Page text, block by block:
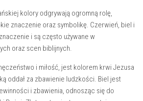
kolory odgrywają ogromną rolę,
znaczenie oraz symbolikę.‍ Czerwień, biel i
i są często używane w
oraz scen biblijnych.
i miłość, jest kolorem krwi Jezusa
oddał za⁢ zbawienie ludzkości. Biel jest
‌i ​zbawienia, ‍odnosząc się do